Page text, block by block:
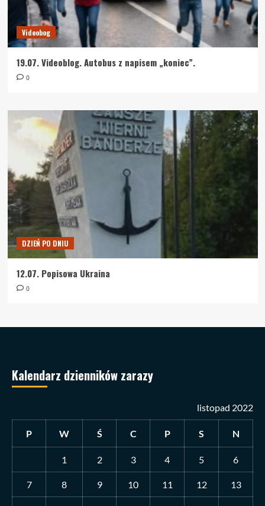
Videobog
19.07. Videoblog. Autobus z napisem „koniec”.
0
DZIEŃ PO DNIU
12.07. Popisowa Ukraina
0
Kalendarz dzienników zarazy
listopad 2022
P W Ś C P S N
1 2 3 4 5 6
7 8 9 10 11 12 13